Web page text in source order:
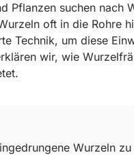
Pflanzen suchen nach
oft in die Rohre
Technik, um diese
wir, wie
Wurzeln